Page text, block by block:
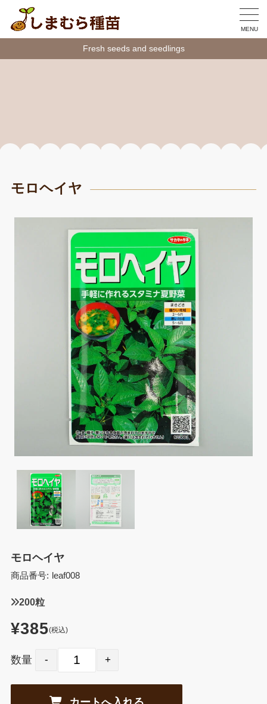
MENU
Fresh seeds and seedlings
モロヘイヤ
モロヘイヤ
商品番号: leaf008
200粒
¥385(税込)
数量